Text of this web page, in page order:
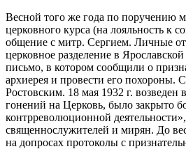
Весной того же года по поручению
церковного курса (на лояльность к
общение с митр. Сергием. Личные
церковное разделение в
письмо, в котором сообщили о
архиерея и провести его похороны.
Ростовским. 18 мая 1932 г.
гонений на Церковь, было закрыто
контрреволюционной
священнослужителей и мирян. До
на допросах протоколы с